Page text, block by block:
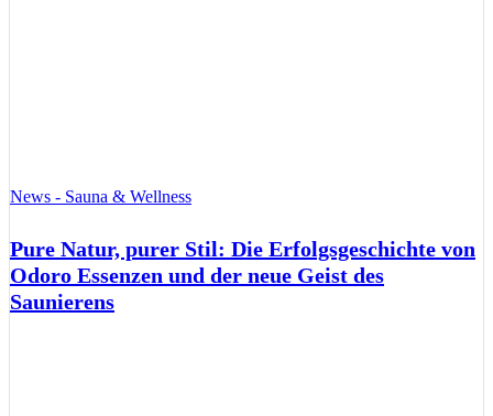
News - Sauna & Wellness
Pure Natur, purer Stil: Die Erfolgsgeschichte von
Odoro Essenzen und der neue Geist des
Saunierens